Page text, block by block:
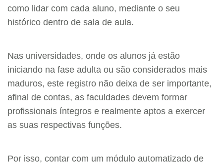
como lidar com cada aluno, mediante o seu
histórico dentro de sala de aula.
Nas universidades, onde os alunos já estão
iniciando na fase adulta ou são considerados mais
maduros, este registro não deixa de ser importante,
afinal de contas, as faculdades devem formar
profissionais íntegros e realmente aptos a exercer
as suas respectivas funções.
Por isso, contar com um módulo automatizado de